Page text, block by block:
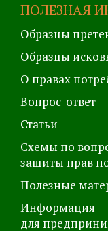
ПОЛЕЗНАЯ
Образцы
Образцы
О правах
Вопрос-ответ
Статьи
Схемы по
защиты прав
Полезные
Информация
для